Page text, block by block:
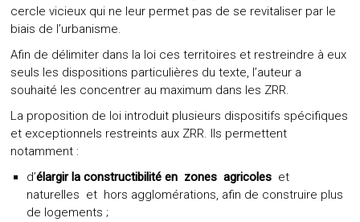
cercle vicieux qui ne leur permet pas de se revitaliser par le
biais de l’urbanisme.
Afin de délimiter dans la loi ces territoires et restreindre à eux
seuls les dispositions particulières du texte, l’auteur a
souhaité les concentrer au maximum dans les ZRR.
La proposition de loi introduit plusieurs dispositifs spécifiques
et exceptionnels restreints aux ZRR. Ils permettent
notamment :
d’élargir la constructibilité en zones agricoles et
naturelles et hors agglomérations, afin de construire plus
de logements ;